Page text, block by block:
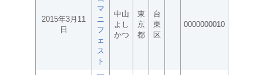
2015年3月11
日
マ
ニ
フ
ェ
ス
ト
中山
よし
かつ
東
京
都
台
東
区
0000000010